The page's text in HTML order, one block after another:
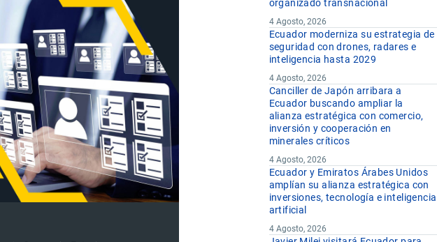
organizado transnacional
4 Agosto, 2026
Ecuador moderniza su estrategia de
seguridad con drones, radares e
inteligencia hasta 2029
4 Agosto, 2026
Canciller de Japón arribara a
Ecuador buscando ampliar la
alianza estratégica con comercio,
inversión y cooperación en
minerales críticos
4 Agosto, 2026
Ecuador y Emiratos Árabes Unidos
amplían su alianza estratégica con
inversiones, tecnología e inteligencia
artificial
4 Agosto, 2026